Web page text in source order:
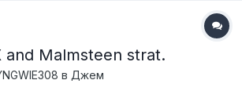
and Malmsteen strat.
в Джем